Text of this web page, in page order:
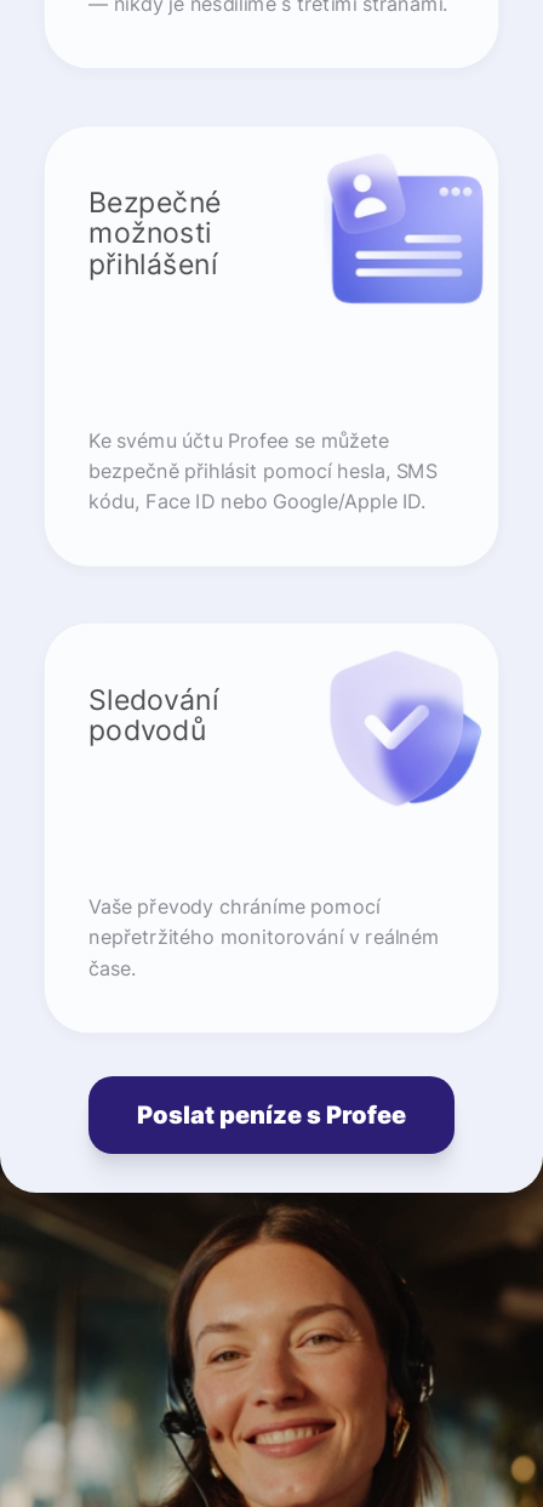
Bezpečné
možnosti
přihlášení
Ke svému účtu Profee se můžete
bezpečně přihlásit pomocí hesla, SMS
kódu, Face ID nebo Google/Apple ID.
Sledování
podvodů
Vaše převody chráníme pomocí
nepřetržitého monitorování v reálném
čase.
Poslat peníze s Profee